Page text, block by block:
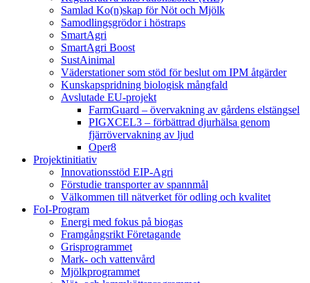
Samlad Ko(n)skap för Nöt och Mjölk
Samodlingsgrödor i höstraps
SmartAgri
SmartAgri Boost
SustAinimal
Väderstationer som stöd för beslut om IPM åtgärder
Kunskapspridning biologisk mångfald
Avslutade EU-projekt
FarmGuard – övervakning av gårdens elstängsel
PIGXCEL3 – förbättrad djurhälsa genom
fjärrövervakning av ljud
Oper8
Projektinitiativ
Innovationsstöd EIP-Agri
Förstudie transporter av spannmål
Välkommen till nätverket för odling och kvalitet
FoI-Program
Energi med fokus på biogas
Framgångsrikt Företagande
Grisprogrammet
Mark- och vattenvård
Mjölkprogrammet